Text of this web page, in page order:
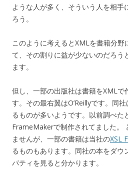
ような人が多く、そういう人を相手
ろう。
このように考えるとXMLを書籍分野
て、その割りに益が少ないのだろう
ます。
但し、一部の出版社は書籍をXMLで
す。その最右翼はO’Reillyです。同
るものが多いようです。以前調べた
FrameMakerで制作されてました。
ませんが、一部の書籍は当社のXSL
るものもあります。同社の本をダウ
パティを見ると分かります。